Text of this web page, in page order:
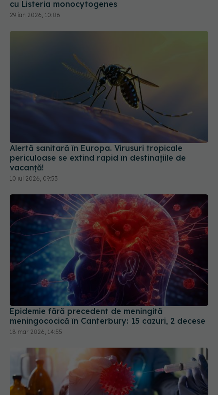
cu Listeria monocytogenes
29 ian 2026, 10:06
Alertă sanitară în Europa. Virusuri tropicale
periculoase se extind rapid în destinațiile de
vacanță!
10 iul 2026, 09:53
Epidemie fără precedent de meningită
meningococică în Canterbury: 15 cazuri, 2 decese
18 mar 2026, 14:55